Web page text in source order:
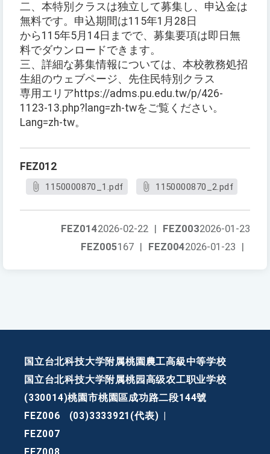
二、本特別クラスは独立して募集し、申込金は
無料です。申込期間は115年1月28日
から115年5月14日までで、募集要項は即日無
料でダウンロードできます。
三、詳細な募集情報については、本校教務処招
生組のウェブページ、先住民特別クラス
専用エリアhttps://adms.pu.edu.tw/p/426-
1123-13.php?lang=zh-twをご覧ください。
Lang=zh-tw。
FEZ012
1150000870_1.pdf 1150000870_2.pdf
FEZ0032026-01-23
FEZ0142026-02-22 |
FEZ0042026-01-23 |
FEZ005167 |
国立台北科技大学附属桃園農工高級中等学校
国立台北科技大学附属桃园高级农工职业学校
(330014)桃園市桃園區成功路二段144號
FEZ006
(03)3333921(代表)
FEZ007